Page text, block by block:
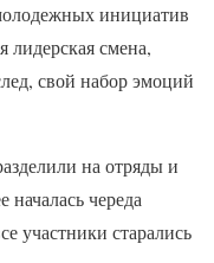
инициатив
лидерская смена,
свой набор эмоций
на отряды и
началась череда
участники старались